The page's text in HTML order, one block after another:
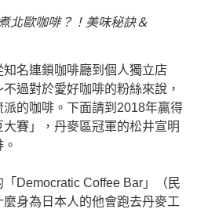
北歐咖啡？！美味秘訣＆
名連鎖咖啡廳到個人獨立店
過對於愛好咖啡的粉絲來說，
的咖啡。下面請到2018年贏得
賽」，丹麥區冠軍的松井宣明
Democratic Coffee Bar」（民
身為日本人的他會跑去丹麥工